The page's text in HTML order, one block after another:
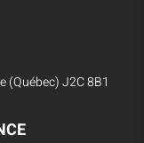
(Québec) J2C 8B1